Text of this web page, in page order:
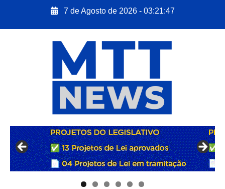
7 de Agosto de 2026 - 03:21:48